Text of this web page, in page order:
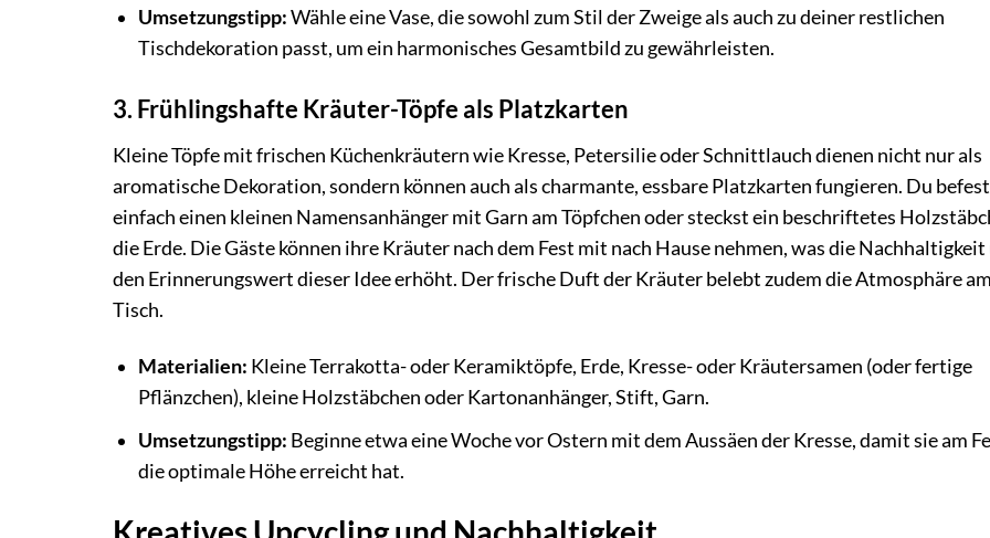
Umsetzungstipp:Wähle eine Vase, die sowohl zum Stil der Zweige als auch zu deiner restlichen
Tischdekoration passt, um ein harmonisches Gesamtbild zu gewährleisten.
3. Frühlingshafte Kräuter-Töpfe als Platzkarten
Kleine Töpfe mit frischen Küchenkräutern wie Kresse, Petersilie oder Schnittlauch dienen nicht nur als
aromatische Dekoration, sondern können auch als charmante, essbare Platzkarten fungieren. Du
einfach einen kleinen Namensanhänger mit Garn am Töpfchen oder steckst ein beschriftetes
die Erde. Die Gäste können ihre Kräuter nach dem Fest mit nach Hause nehmen, was die Nachhaltigkeit
den Erinnerungswert dieser Idee erhöht. Der frische Duft der Kräuter belebt zudem die Atmosphäre am
Tisch.
Materialien: Kleine Terrakotta- oder Keramiktöpfe, Erde, Kresse- oder Kräutersamen (oder fertige
Pflänzchen), kleine Holzstäbchen oder Kartonanhänger, Stift, Garn.
Umsetzungstipp: Beginne etwa eine Woche vor Ostern mit dem Aussäen der Kresse, damit sie am
die optimale Höhe erreicht hat.